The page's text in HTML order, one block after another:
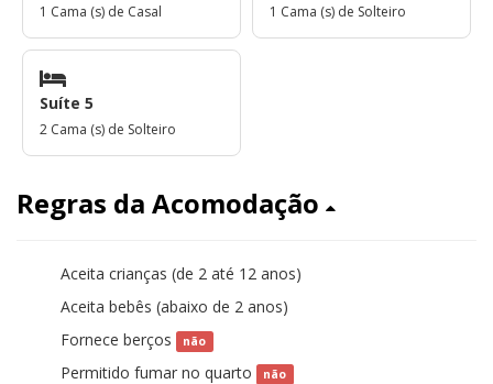
1 Cama (s) de Casal 1 Cama (s) de Solteiro
Suíte 5
2 Cama (s) de Solteiro
Regras da Acomodação
Aceita crianças (de 2 até 12 anos)
Aceita bebês (abaixo de 2 anos)
Fornece berços não
Permitido fumar no quarto não